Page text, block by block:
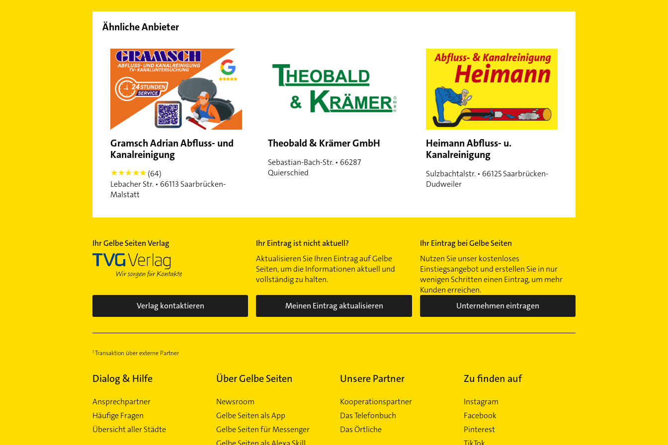
Ähnliche Anbieter
Gramsch Adrian Abfluss- und
Kanalreinigung
5
(64)
Lebacher Str. • 66113 Saarbrücken-
Malstatt
Theobald & Krämer GmbH
Sebastian-Bach-Str. • 66287
Quierschied
Heimann Abfluss- u.
Kanalreinigung
Sulzbachtalstr. • 66125 Saarbrücken-
Dudweiler
Ihr Gelbe Seiten Verlag
Verlag kontaktieren
Ihr Eintrag ist nicht aktuell?
Aktualisieren Sie Ihren Eintrag auf Gelbe
Seiten, um die Informationen aktuell und
vollständig zu halten.
Meinen Eintrag aktualisieren
Ihr Eintrag bei Gelbe Seiten
Nutzen Sie unser kostenloses
Einstiegsangebot und erstellen Sie in nur
wenigen Schritten einen Eintrag, um mehr
Kunden erreichen.
Unternehmen eintragen
Transaktion über externe Partner
Dialog & Hilfe
Ansprechpartner
Häufige Fragen
Übersicht aller Städte
Über Gelbe Seiten
Newsroom
Gelbe Seiten als App
Gelbe Seiten für Messenger
Unsere Partner
Kooperationspartner
Das Telefonbuch
Das Örtliche
Zu finden auf
Instagram
Facebook
Pinterest